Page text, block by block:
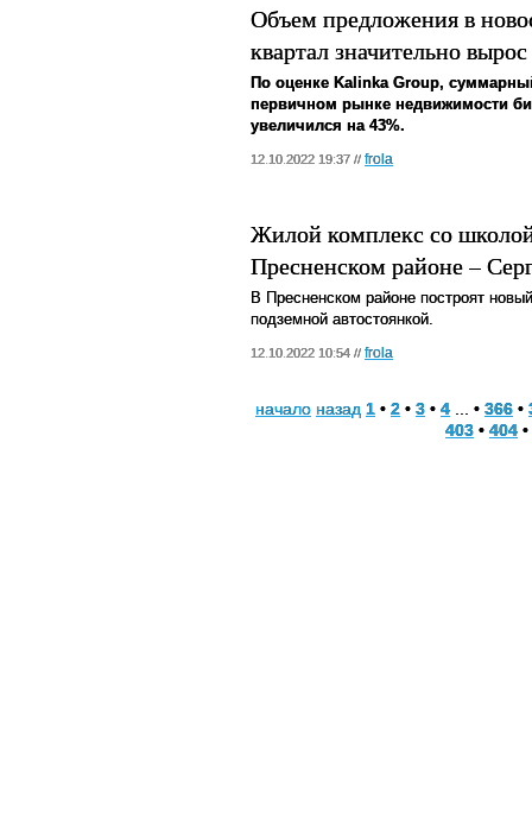
Объем предложения в
квартал значительно вырос
По оценке Kalinka Group,
первичном рынке недвижимости
увеличился на 43%.
12.10.2022 19:37 // frola
Жилой комплекс со
Пресненском районе –
В Пресненском районе построят
подземной автостоянкой.
12.10.2022 10:54 // frola
начало назад 1 • 2 • 3 • 4 ... • 366 •
403 • 404 •